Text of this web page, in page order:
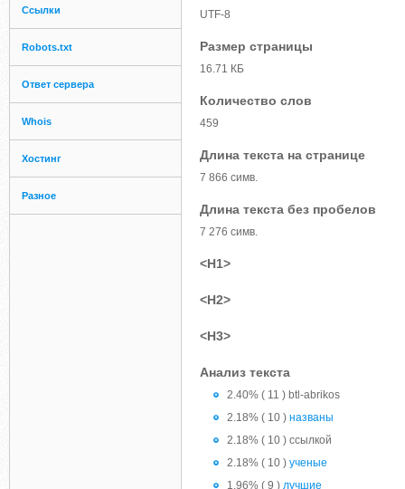
Ссылки
Robots.txt
Ответ сервера
Whois
Хостинг
Разное
UTF-8
Размер страницы
16.71 КБ
Количество слов
459
Длина текста на странице
7 866 симв.
Длина текста без пробелов
7 276 симв.
<H1>
<H2>
<H3>
Анализ текста
2.40% ( 11 ) btl-abrikos
2.18% ( 10 ) названы
2.18% ( 10 ) ссылкой
2.18% ( 10 ) ученые
1.96% ( 9 ) лучшие